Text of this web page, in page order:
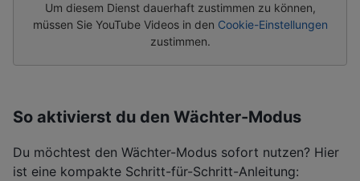
Um diesem Dienst dauerhaft zustimmen zu können,
müssen Sie YouTube Videosin den Cookie-Einstellungen
zustimmen.
So aktivierst du den Wächter-Modus
Du möchtest den Wächter-Modus sofort nutzen? Hier
ist eine kompakte Schritt-für-Schritt-Anleitung: